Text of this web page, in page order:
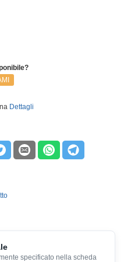
Dettagli
specificato nella scheda